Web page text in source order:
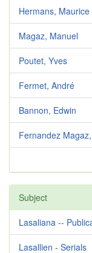
Hermans, Maurice
Magaz, Manuel
Poutet, Yves
Fermet, André
Bannon, Edwin
Fernandez
Subject
Lasaliana --
Lasallien - Serials